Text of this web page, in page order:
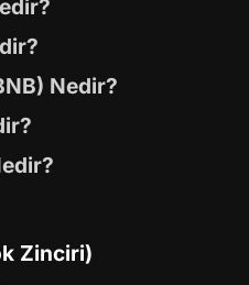
Nedir?
Zinciri)